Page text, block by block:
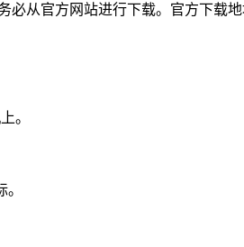
从官方网站进行下载。官方下载地
。